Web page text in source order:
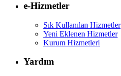
e-Hizmetler
Sık Kullanılan Hizmetler
Yeni Eklenen Hizmetler
Kurum Hizmetleri
Yardım